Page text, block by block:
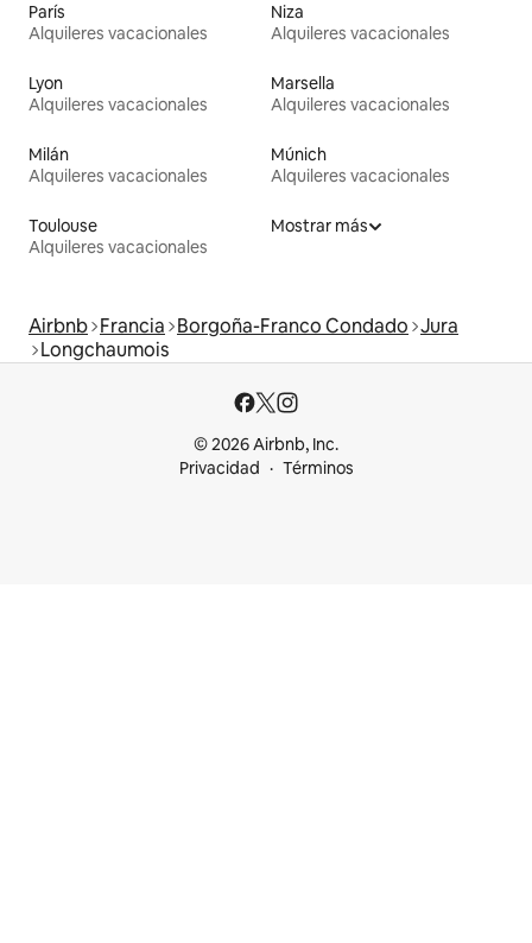
París
Alquileres vacacionales
Niza
Alquileres vacacionales
Lyon
Alquileres vacacionales
Marsella
Alquileres vacacionales
Milán
Alquileres vacacionales
Múnich
Alquileres vacacionales
Toulouse
Alquileres vacacionales
Mostrar más
Airbnb Francia Borgoña-Franco Condado Jura
Longchaumois
© 2026 Airbnb, Inc.
Privacidad
Términos